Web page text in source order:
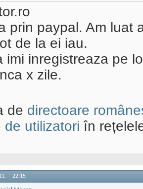
prin paypal. Am luat
de la ei iau.
imi inregistreaza pe
x zile.
de directoare
de utilizatori în
22:15